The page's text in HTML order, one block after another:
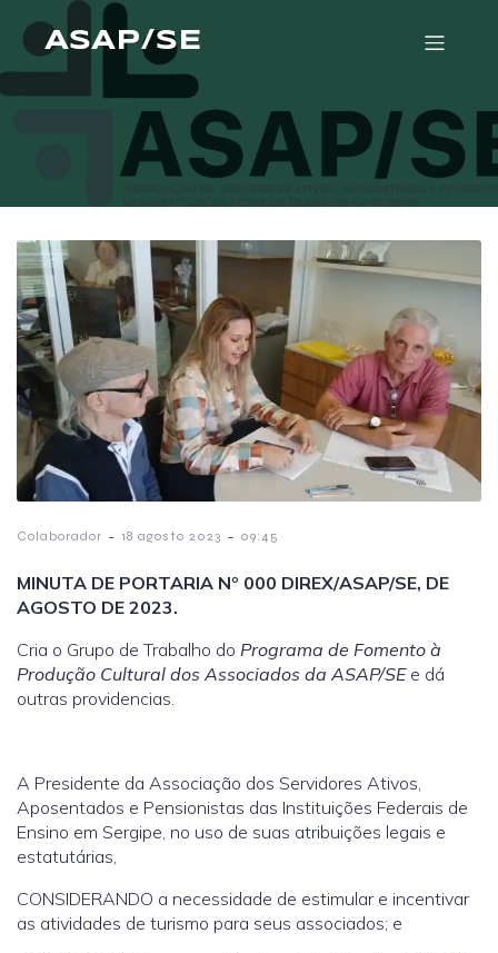
ASAP/SE
Colaborador - 18 agosto 2023 - 09:45
MINUTA DE PORTARIA Nº 000 DIREX/ASAP/SE, DE
AGOSTO DE 2023.
Cria o Grupo de Trabalho do Programa de Fomento à
Produção Cultural dos Associados da ASAP/SEe dá
outras providencias.
A Presidente da Associação dos Servidores Ativos,
Aposentados e Pensionistas das Instituições Federais de
Ensino em Sergipe, no uso de suas atribuições legais e
estatutárias,
CONSIDERANDO a necessidade de estimular e incentivar
as atividades de turismo para seus associados; e